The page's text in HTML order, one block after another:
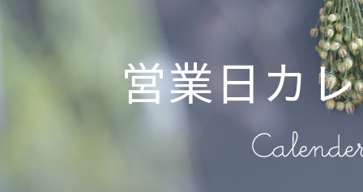
営業日カ